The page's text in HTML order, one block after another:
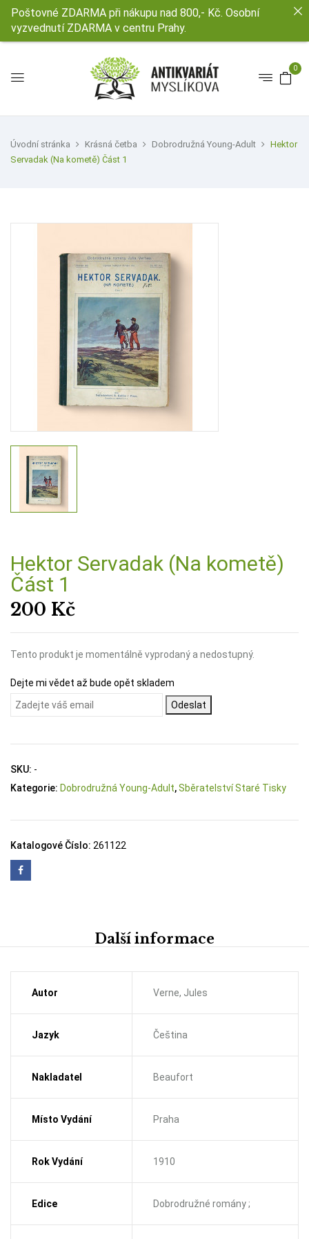
0
Úvodní stránka Krásná četba Dobrodružná Young-Adult
Hektor
Servadak (Na kometě) Část 1
Hektor Servadak (Na kometě)
Část 1
200 Kč
Tento produkt je momentálně vyprodaný a nedostupný.
Dejte mi vědet až bude opět skladem
Odeslat
SKU: -
Kategorie: Dobrodružná Young-Adult,Sběratelství Staré Tisky
Katalogové Číslo: 261122
Další informace
Autor Verne, Jules
Jazyk Čeština
Nakladatel Beaufort
Místo Vydání Praha
Rok Vydání 1910
Edice Dobrodružné romány ;
Poštovné ZDARMA při nákupu nad 800,- Kč. Osobní
vyzvednutí ZDARMA v centru Prahy.